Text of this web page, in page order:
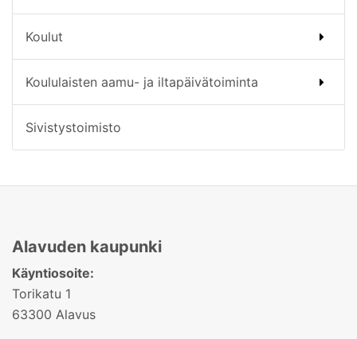
Koulut
Koululaisten aamu- ja iltapäivätoiminta
Sivistystoimisto
Alavuden kaupunki
Käyntiosoite:
Torikatu 1
63300 Alavus